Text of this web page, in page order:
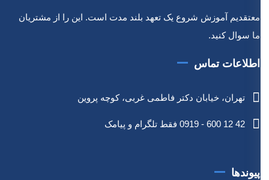
معتقدیم آموزش شروع یک تعهد بلند مدت است. این را از مشتریان
ما سوال کنید.
اطلاعات تماس
تهران، خیابان دکتر فاطمی غربی، کوچه پروین
42 12 600 - 0919 فقط تلگرام و پیامک
پیوندها